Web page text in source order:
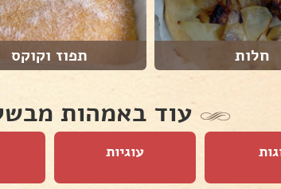
חלות תפוז וקוקס
עוד באמהות
עוגיות